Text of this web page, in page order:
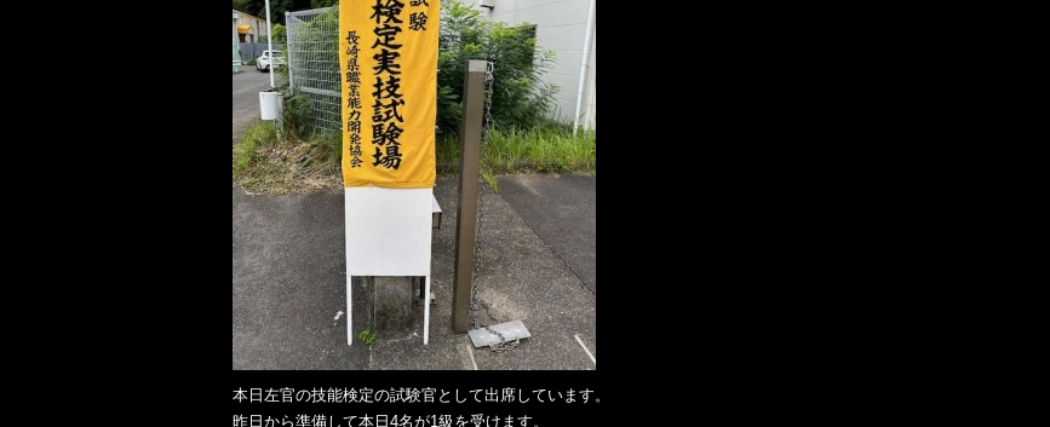
本日左官の技能検定の試験官として出席しています。
昨日から準備して本日4名が1級を受けます。